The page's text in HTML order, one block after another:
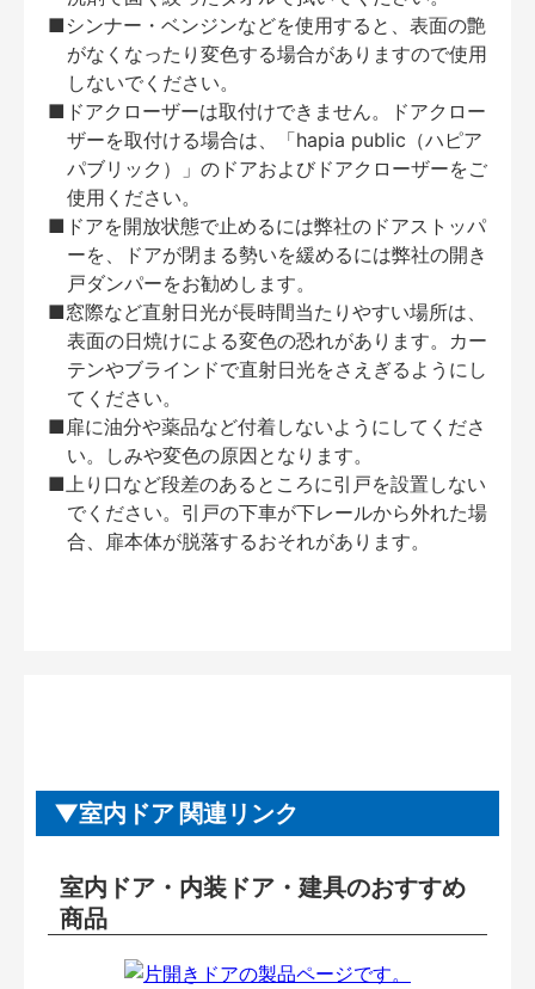
■シンナー・ベンジンなどを使用すると、表面の艶
がなくなったり変色する場合がありますので使用
しないでください。
■ドアクローザーは取付けできません。ドアクロー
ザーを取付ける場合は、「hapia public（ハピア
パブリック）」のドアおよびドアクローザーをご
使用ください。
■ドアを開放状態で止めるには弊社のドアストッパ
ーを、ドアが閉まる勢いを緩めるには弊社の開き
戸ダンパーをお勧めします。
■窓際など直射日光が長時間当たりやすい場所は、
表面の日焼けによる変色の恐れがあります。カー
テンやブラインドで直射日光をさえぎるようにし
てください。
■扉に油分や薬品など付着しないようにしてくださ
い。しみや変色の原因となります。
■上り口など段差のあるところに引戸を設置しない
でください。引戸の下車が下レールから外れた場
合、扉本体が脱落するおそれがあります。
室内ドア 関連リンク
室内ドア・内装ドア・建具のおすすめ
商品